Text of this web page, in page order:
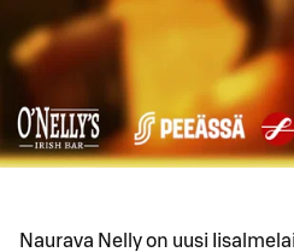
Naurava Nelly on uusi